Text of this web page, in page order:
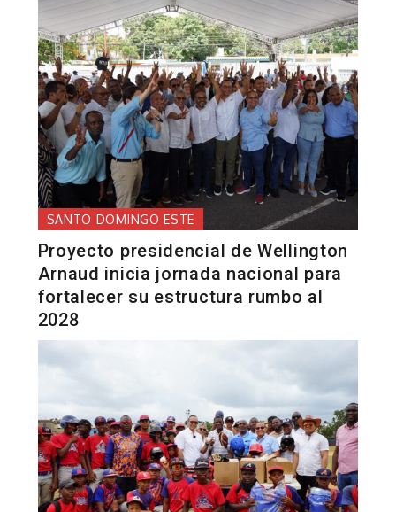
SANTO DOMINGO ESTE
Proyecto presidencial de Wellington
Arnaud inicia jornada nacional para
fortalecer su estructura rumbo al
2028